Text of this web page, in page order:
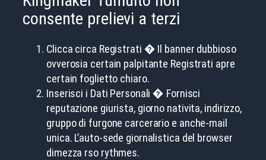
consente prelievi a terzi
Clicca circa Registrati � Il banner dubbioso
ovverosia certain palpitante Registrati apre
certain foglietto chiaro.
Inserisci i Dati Personali � Fornisci
reputazione giurista, giorno nativita, indirizzo,
gruppo di furgone carcerario e anche-mail
unica. L’auto-sede giornalistica del browser
dimezza rso rythmes.